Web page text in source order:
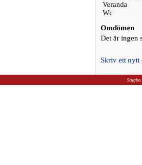
Veranda
Wc
Omdömen
Det är ingen
Skriv ett nytt